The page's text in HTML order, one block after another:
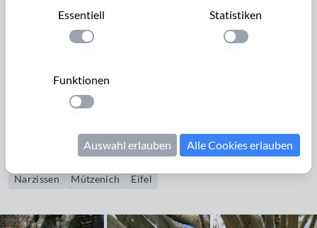
Knorriger Baumstamm mit wilden
Narzissen
knorrig Baumstamm Holzhütte
wilde Narzissen
Narzissen
Mützenich Eifel
Essentiell
Einstellung anwenden
Statistiken
Einstellung
Funktionen
Einstellung anwenden
Auswahl erlauben Alle Cookies erlauben